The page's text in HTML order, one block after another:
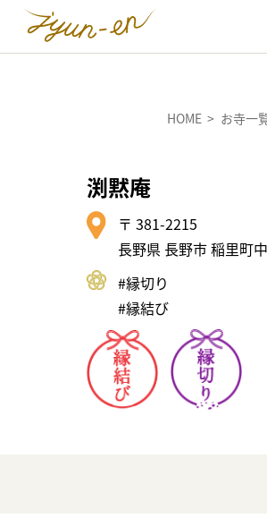
HOME お寺一
渕黙庵
〒 381-2215
長野県 長野市 稲里町
#縁切り
#縁結び